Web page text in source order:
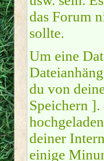
das Forum
sollte.
Um eine
du von
Speichern
deiner
einige